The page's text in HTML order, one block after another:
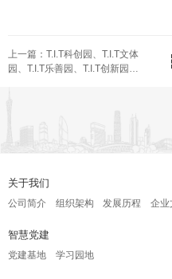
上一篇：T.I.T科创园、T.I.T文体
园、T.I.T乐善园、T.I.T创新园年
关于我们
公司简介 组织架构 发展历程 企业
智慧党建
党建基地 学习园地